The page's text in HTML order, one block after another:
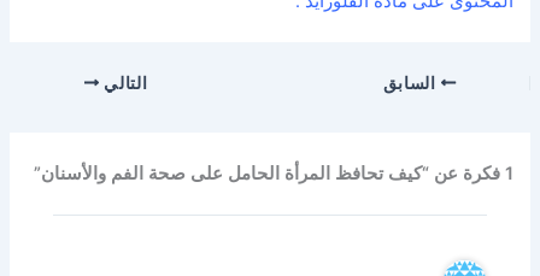
السابق التالي
1 فكرة عن “كيف تحافظ المرأة الحامل على صحة الفم والأسنان”